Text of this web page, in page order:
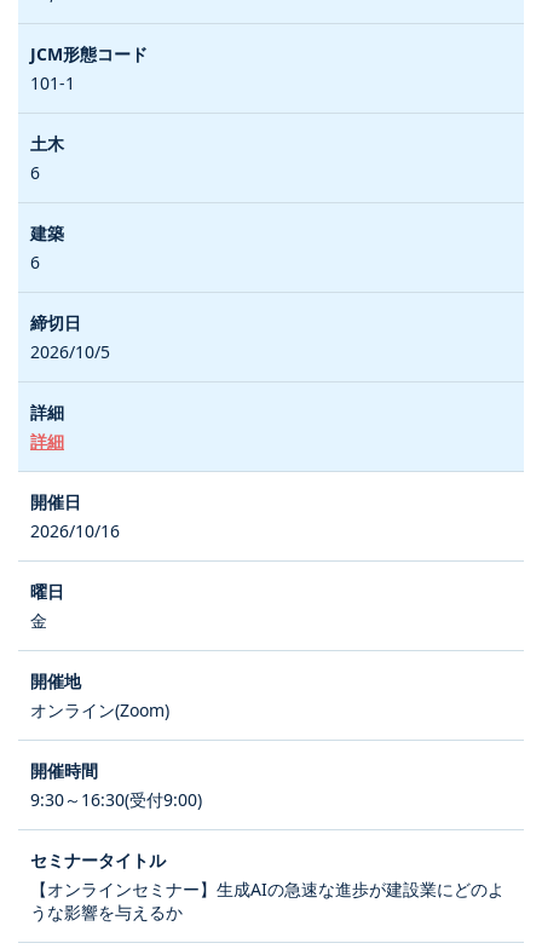
101-1
6
6
2026/10/5
詳細
2026/10/16
金
オンライン(Zoom)
9:30～16:30(受付9:00)
【オンラインセミナー】生成AIの急速な進歩が建設業にどのよ
うな影響を与えるか